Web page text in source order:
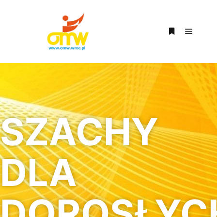
SZACHY
DLA